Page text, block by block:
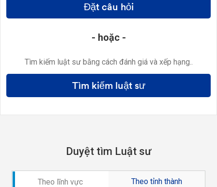
Đặt câu hỏi
- hoặc -
Tìm kiếm luật sư bằng cách đánh giá và xếp hạng..
Tìm kiếm luật sư
Duyệt tìm Luật sư
Theo lĩnh vực Theo tỉnh thành